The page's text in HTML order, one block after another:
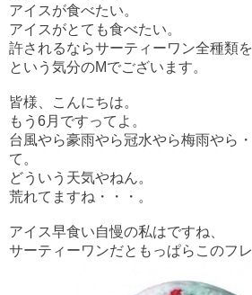
アイスが食べたい。
アイスがとても食べたい。
許されるならサーティーワン全種類
という気分のMでございます。
皆様、こんにちは。
もう6月ですってよ。
台風やら豪雨やら冠水やら梅雨やら
て。
どういう天気やねん。
荒れてますね・・・。
アイス早食い自慢の私はですね、
サーティーワンだともっぱらこのフ